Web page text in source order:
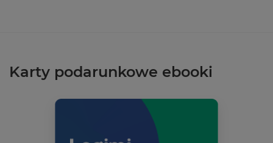
Karty podarunkowe ebooki